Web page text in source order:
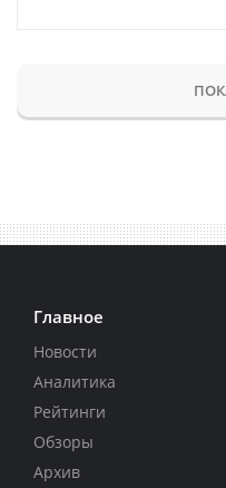
Главное
Новости
Аналитика
Рейтинги
Обзоры
Архив